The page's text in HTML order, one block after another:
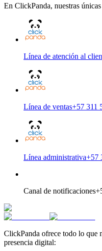
En ClickPanda, nuestras
Línea de atención al
Línea de ventas+57 311
Línea administrativa+57
Canal de notificaciones
ClickPanda ofrece todo lo que
presencia digital: